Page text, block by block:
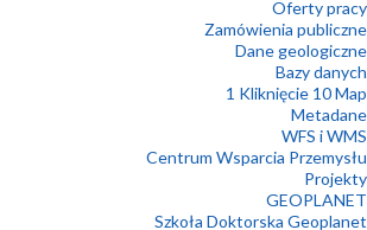
Oferty pracy
Zamówienia publiczne
Dane geologiczne
Bazy danych
1 Kliknięcie 10 Map
Metadane
WFS i WMS
Centrum Wsparcia Przemysłu
Projekty
GEOPLANET
Szkoła Doktorska Geoplanet